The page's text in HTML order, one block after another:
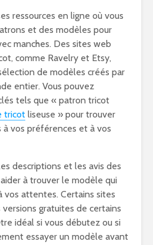
ressources en ligne où vous
et des modèles pour
manches. Des sites web
comme Ravelry et Etsy,
de modèles créés par
entier. Vous pouvez
tels que « patron tricot
tricot liseuse » pour trouver
vos préférences et à vos
descriptions et les avis des
à trouver le modèle qui
vos attentes. Certains sites
gratuites de certains
idéal si vous débutez ou si
essayer un modèle avant